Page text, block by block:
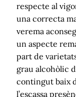
respecte al
una correcta
verema
un aspecte
part de
grau alcohòlic
contingut baix
l’escassa